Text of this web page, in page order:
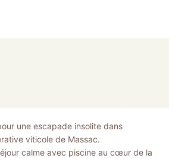
une escapade insolite dans
viticole de Massac.
calme avec piscine au cœur de la